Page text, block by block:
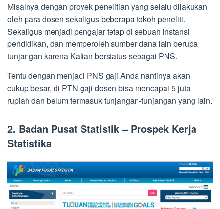
Misalnya dengan proyek penelitian yang selalu dilakukan
oleh para dosen sekaligus beberapa tokoh peneliti.
Sekaligus menjadi pengajar tetap di sebuah instansi
pendidikan, dan memperoleh sumber dana lain berupa
tunjangan karena Kalian berstatus sebagai PNS.
Tentu dengan menjadi PNS gaji Anda nantinya akan
cukup besar, di PTN gaji dosen bisa mencapai 5 juta
rupiah dan belum termasuk tunjangan-tunjangan yang lain.
2. Badan Pusat Statistik – Prospek Kerja
Statistika